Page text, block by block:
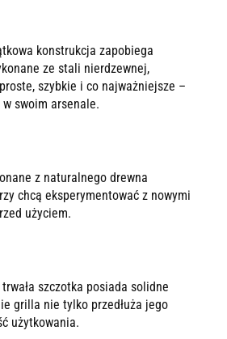
konstrukcja zapobiega
ze stali nierdzewnej,
szybkie i co najważniejsze –
swoim arsenale.
z naturalnego drewna
chcą eksperymentować z nowymi
użyciem.
szczotka posiada solidne
grilla nie tylko przedłuża jego
użytkowania.